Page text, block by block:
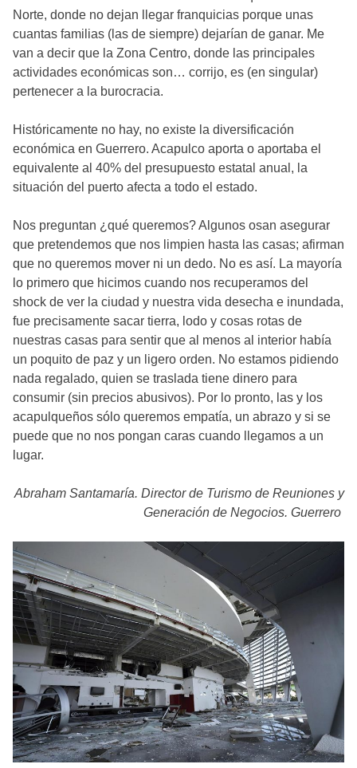
Norte, donde no dejan llegar franquicias porque unas
cuantas familias (las de siempre) dejarían de ganar. Me
van a decir que la Zona Centro, donde las principales
actividades económicas son… corrijo, es (en singular)
pertenecer a la burocracia.
Históricamente no hay, no existe la diversificación
económica en Guerrero. Acapulco aporta o aportaba el
equivalente al 40% del presupuesto estatal anual, la
situación del puerto afecta a todo el estado.
Nos preguntan ¿qué queremos? Algunos osan asegurar
que pretendemos que nos limpien hasta las casas; afirman
que no queremos mover ni un dedo. No es así. La mayoría
lo primero que hicimos cuando nos recuperamos del
shock de ver la ciudad y nuestra vida desecha e inundada,
fue precisamente sacar tierra, lodo y cosas rotas de
nuestras casas para sentir que al menos al interior había
un poquito de paz y un ligero orden. No estamos pidiendo
nada regalado, quien se traslada tiene dinero para
consumir (sin precios abusivos). Por lo pronto, las y los
acapulqueños sólo queremos empatía, un abrazo y si se
puede que no nos pongan caras cuando llegamos a un
lugar.
Abraham Santamaría. Director de Turismo de Reuniones y
Generación de Negocios. Guerrero